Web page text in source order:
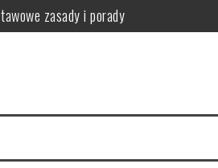
zasady i porady
jadłospis
i przepisy